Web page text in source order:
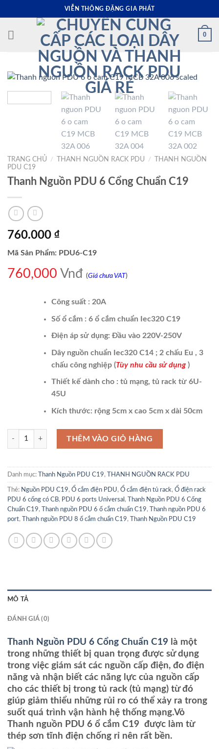
to
content
VIỄN THÔNG ĐẶNG GIA PHÁT
0
TRANG CHỦ / THANH NGUỒN RACK PDU /
THANH NGUỒN
PDU C19
Thanh Nguồn PDU 6 Cổng Chuẩn C19
760.000 ₫
Mã Sản Phẩm: PDU6-C19
760,000 Vnđ (Giá chưa VAT)
Công suất : 20A
Số ổ cắm : 6 ổ cắm chuẩn Iec320 C19
Điện áp sử dụng: Đầu vào 220V-250V
Dây nguồn chuẩn Iec320 C14 ; 2 chấu Eu , 3
chấu công nghiệp (Tùy nhu cầu sử dụng)
Thiết kế dành cho : tủ mạng, tủ rack từ 6U-
45U
Kích thước: rộng 5cm x cao 5cm x dài 50cm
Thanh Nguồn PDU 6 Cổng Chuẩn C19 số lượng
THÊM VÀO GIỎ HÀNG
Danh mục: Thanh Nguồn PDU C19, THANH NGUỒN RACK PDU
Thẻ: Nguồn PDU C19, Ổ cắm điện PDU, Ổ cắm điện tủ rack, Ổ điện rack
PDU 6 cổng có CB, PDU 6 ports Universal ,
Thanh Nguồn PDU 6 Cổng
Chuẩn C19, Thanh nguồn PDU 6 ổ cắm chuẩn C19,
Thanh nguồn PDU 6
port, Thanh nguồn PDU 8 ổ cắm chuẩn C19, Thanh Nguồn PDU C19
MÔ TẢ
ĐÁNH GIÁ (0)
Thanh Nguồn PDU 6 Cổng Chuẩn C19 là một
trong những thiết bị quan trọng được sử dụng
trong việc giám sát các nguồn cấp điện, đo điện
năng và nhận biết các năng lực của nguồn cấp
cho các thiết bị trong tủ rack (tủ mạng) từ đó
giúp giảm thiểu những rủi ro có thể xảy ra trong
suốt quá trình vận hành hệ thống mạng.Vỏ
Thanh nguồn PDU 6 ổ cắm C19 được làm từ
thép sơn tĩnh điện chống rỉ nên rất bền.